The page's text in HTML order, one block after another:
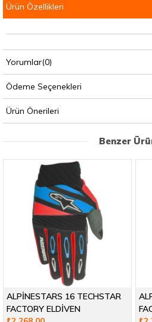
Ürün Özellikleri
Yorumlar(0)
Ödeme Seçenekleri
Ürün Önerileri
Benzer
ALPİNESTARS 16 TECHSTAR
FACTORY ELDİVEN